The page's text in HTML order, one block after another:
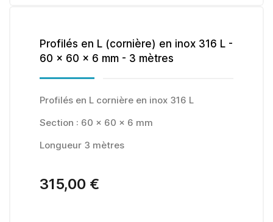
Profilés en L (cornière) en inox 316 L -
60 x 60 x 6 mm - 3 mètres
Profilés en L cornière en inox 316 L
Section : 60 x 60 x 6 mm
Longueur 3 mètres
315,00 €